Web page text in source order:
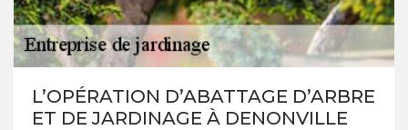
L’OPÉRATION D’ABATTAGE D’ARBRE
ET DE JARDINAGE À DENONVILLE